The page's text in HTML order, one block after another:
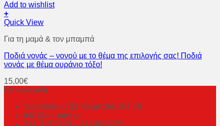
Add to wishlist
+
Quick View
Για τη μαμά & τον μπαμπά
Ποδιά νονάς – νονού με το θέμα της επιλογής σας! Ποδιά
νονάς με θέμα ουράνιο τόξο!
15,00€
Επικοινωνία
Υψηλάντου 133, Κερατσίνι 187 58
info@pic-print.gr
211 013 5723 – 2110065721